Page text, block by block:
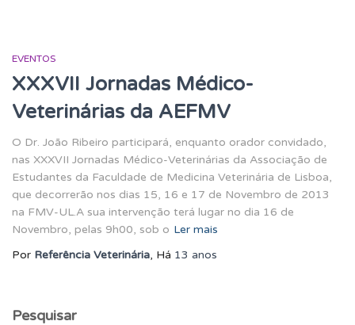
EVENTOS
XXXVII Jornadas Médico-
Veterinárias da AEFMV
O Dr. João Ribeiro participará, enquanto orador convidado,
nas XXXVII Jornadas Médico-Veterinárias da Associação de
Estudantes da Faculdade de Medicina Veterinária de Lisboa,
que decorrerão nos dias 15, 16 e 17 de Novembro de 2013
na FMV-UL.A sua intervenção terá lugar no dia 16 de
Novembro, pelas 9h00, sob o Ler mais
Por Referência Veterinária, Há 13 anos
Pesquisar